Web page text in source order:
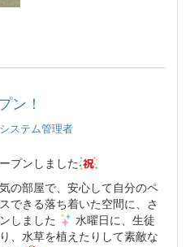
ン！
ステム管理者
プンしました
の部屋で、安心して自分のペ
できる落ち着いた空間に、さ
しました
水曜日に、生徒
、水草を植えたりして素敵な